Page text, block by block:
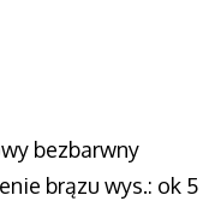
bezbarwny
brązu wys.: ok 5